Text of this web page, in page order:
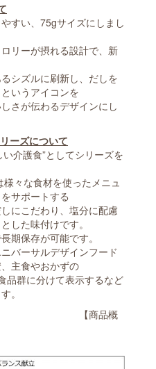
すい、75gサイズにしまし
リーが摂れる設計で、新
シズルに刷新し、だしを
いうアイコンを
さが伝わるデザインにし
ーズについて
介護食”としてシリーズを
々な食材を使ったメニュ
サポートする
にこだわり、塩分に配慮
した味付けです。
期保存が可能です。
バーサルデザインフード
主食やおかずの
品群に分けて表示するなど
。
概